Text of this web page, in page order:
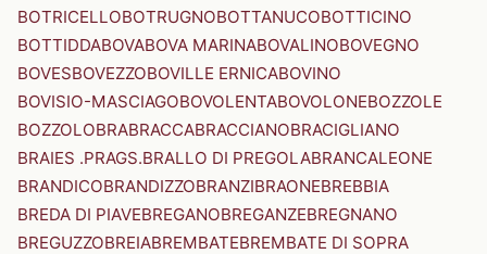
BOTRICELLOBOTRUGNOBOTTANUCOBOTTICINO
BOTTIDDABOVABOVA MARINABOVALINOBOVEGNO
BOVESBOVEZZOBOVILLE ERNICABOVINO
BOVISIO-MASCIAGOBOVOLENTABOVOLONEBOZZOLE
BOZZOLOBRABRACCABRACCIANOBRACIGLIANO
BRAIES .PRAGS.BRALLO DI PREGOLABRANCALEONE
BRANDICOBRANDIZZOBRANZIBRAONEBREBBIA
BREDA DI PIAVEBREGANOBREGANZEBREGNANO
BREGUZZOBREIABREMBATEBREMBATE DI SOPRA